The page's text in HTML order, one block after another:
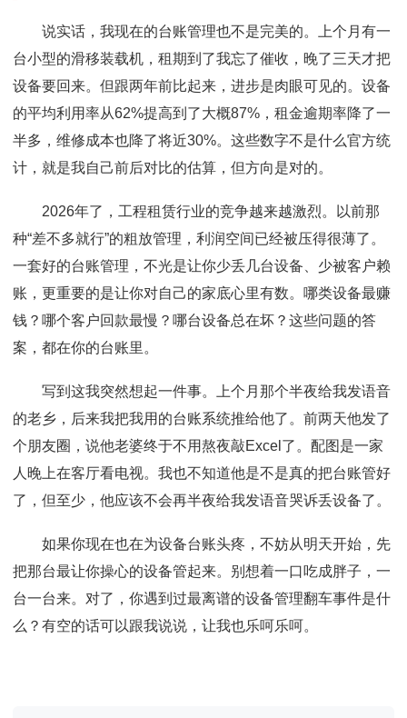
说实话，我现在的台账管理也不是完美的。上个月有一
台小型的滑移装载机，租期到了我忘了催收，晚了三天才把
设备要回来。但跟两年前比起来，进步是肉眼可见的。设备
的平均利用率从62%提高到了大概87%，租金逾期率降了一
半多，维修成本也降了将近30%。这些数字不是什么官方统
计，就是我自己前后对比的估算，但方向是对的。
2026年了，工程租赁行业的竞争越来越激烈。以前那
种“差不多就行”的粗放管理，利润空间已经被压得很薄了。
一套好的台账管理，不光是让你少丢几台设备、少被客户赖
账，更重要的是让你对自己的家底心里有数。哪类设备最赚
钱？哪个客户回款最慢？哪台设备总在坏？这些问题的答
案，都在你的台账里。
写到这我突然想起一件事。上个月那个半夜给我发语音
的老乡，后来我把我用的台账系统推给他了。前两天他发了
个朋友圈，说他老婆终于不用熬夜敲Excel了。配图是一家
人晚上在客厅看电视。我也不知道他是不是真的把台账管好
了，但至少，他应该不会再半夜给我发语音哭诉丢设备了。
如果你现在也在为设备台账头疼，不妨从明天开始，先
把那台最让你操心的设备管起来。别想着一口吃成胖子，一
台一台来。对了，你遇到过最离谱的设备管理翻车事件是什
么？有空的话可以跟我说说，让我也乐呵乐呵。